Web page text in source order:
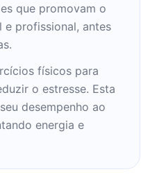
que promovam o
e profissional, antes
físicos para
o estresse. Esta
desempenho ao
energia e